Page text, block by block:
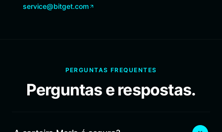
service@bitget.com
PERGUNTAS FREQUENTES
Perguntas e respostas.